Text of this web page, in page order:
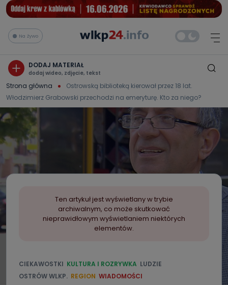
Na żywo
DODAJ MATERIAŁ
dodaj wideo, zdjęcie, tekst
Strona główna
Ostrowską biblioteką kierował przez 18 lat.
Włodzimierz Grabowski przechodzi na emeryturę. Kto za niego?
Ten artykuł jest wyświetlany w trybie
archiwalnym, co może skutkować
nieprawidłowym wyświetlaniem niektórych
elementów.
CIEKAWOSTKI KULTURA I ROZRYWKA LUDZIE
OSTRÓW WLKP. REGION WIADOMOŚCI